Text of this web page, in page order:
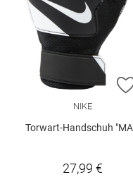
NIKE
Torwart-Handschuh "MATCH JR"
27,99 €